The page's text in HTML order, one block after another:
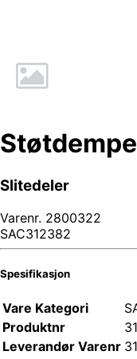
Slitedeler
Varenr. 2800322
SAC312382
Spesifikasjon
Vare Kategori
Produktnr
Leverandør Varenr